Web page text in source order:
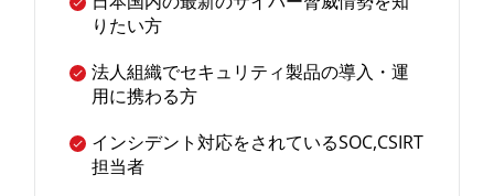
りたい方
法人組織でセキュリティ製品の導入・運
用に携わる方
インシデント対応をされているSOC,CSIRT
担当者